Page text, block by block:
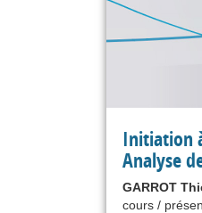
Initiation
Analyse
GARROT
cours /